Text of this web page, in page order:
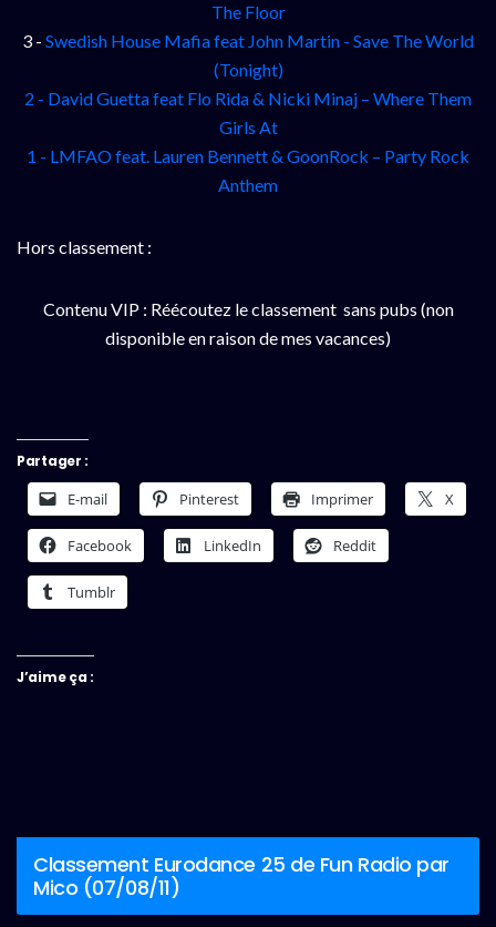
The Floor
3 - Swedish House Mafia feat John Martin - Save The World
(Tonight)
2 - David Guetta feat Flo Rida & Nicki Minaj – Where Them
Girls At
1 - LMFAO feat. Lauren Bennett & GoonRock – Party Rock
Anthem
Hors classement :
Contenu VIP : Réécoutez le classement sans pubs (non
disponible en raison de mes vacances)
Partager :
E-mail Pinterest Imprimer X
Facebook LinkedIn Reddit
Tumblr
J’aime ça :
Classement Eurodance 25 de Fun Radio par
Mico (07/08/11)